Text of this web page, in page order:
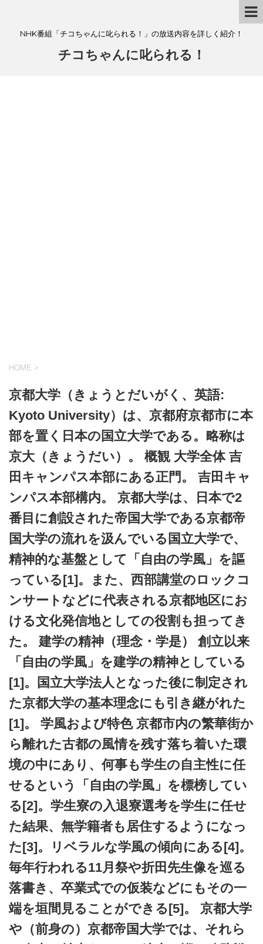
NHK番組「チコちゃんに叱られる！」の放送内容を詳しく紹介！
チコちゃんに叱られる！
HOME >
京都大学（きょうとだいがく、英語:
Kyoto University）は、京都府京都市に本
部を置く日本の国立大学である。略称は
京大（きょうだい）。 概観 大学全体 吉
田キャンパス本部にある正門。 吉田キャ
ンパス本部構内。 京都大学は、日本で2
番目に創設された帝国大学である京都帝
国大学の流れを汲んでいる国立大学で、
精神的な基盤として「自由の学風」を謳
っている[1]。また、西部講堂のロックコ
ンサートなどに代表される京都地区にお
ける文化発信地としての役割も担ってき
た。 建学の精神（理念・学是） 創立以来
「自由の学風」を建学の精神としている
[1]。国立大学法人となった後に制定され
た京都大学の基本理念にも引き継がれた
[1]。 学風および特色 京都市内の繁華街か
ら離れた古都の風情を残す落ち着いた環
境の中にあり、何事も学生の自主性に任
せるという「自由の学風」を標榜してい
る[2]。学生寮の入退寮選考を学生に任せ
た結果、無学籍者も居住するようになっ
た[3]。リベラルな学風の傾向にある[4]。
毎年行われる11月祭や折田先生像を巡る
落書き、卒業式での仮装などにもその一
端を垣間見ることができる[5]。 京都大学
や（前身の）京都帝国大学では、それら